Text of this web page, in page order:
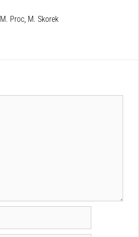
M. Proc, M. Skorek